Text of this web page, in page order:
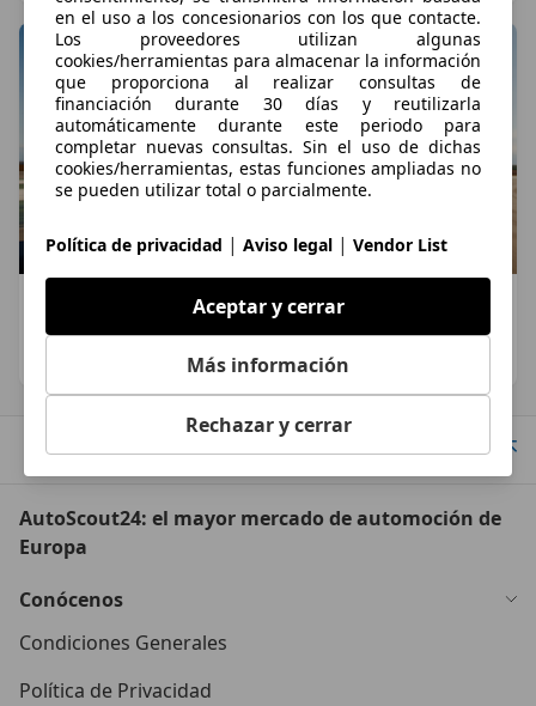
en el uso a los concesionarios con los que contacte.
Los proveedores utilizan algunas
cookies/herramientas para almacenar la información
que proporciona al realizar consultas de
financiación durante 30 días y reutilizarla
automáticamente durante este periodo para
completar nuevas consultas. Sin el uso de dichas
cookies/herramientas, estas funciones ampliadas no
se pueden utilizar total o parcialmente.
Política de privacidad | Aviso legal | Vendor List
Aceptar y cerrar
Más información
Rechazar y cerrar
BMW M3 CS Handschalter: el M3 manual que
Europa no podrá disfrutar
23/05/2026 · 5 minutos de lectura
Ir arriba
AutoScout24: el mayor mercado de automoción de
Europa
Conócenos
Condiciones Generales
Política de Privacidad